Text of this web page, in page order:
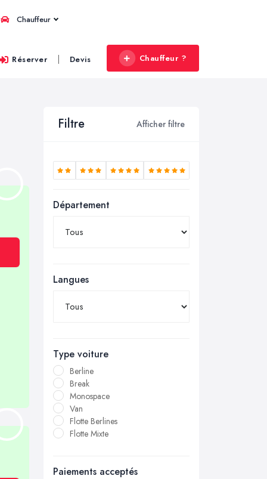
Chauffeur
Réserver | Devis Chauffeur ?
Filtre Afficher filtre
Département
Langues
Type voiture
Berline
Break
Monospace
Van
Flotte Berlines
Flotte Mixte
Paiements acceptés